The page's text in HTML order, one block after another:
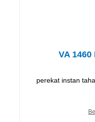
VA
perekat instan